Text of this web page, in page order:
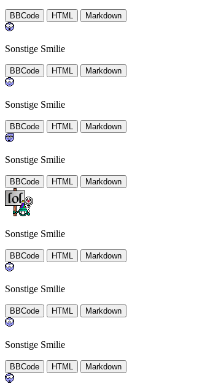
BBCode HTML Markdown
Sonstige Smilie
BBCode HTML Markdown
Sonstige Smilie
BBCode HTML Markdown
Sonstige Smilie
BBCode HTML Markdown
Sonstige Smilie
BBCode HTML Markdown
Sonstige Smilie
BBCode HTML Markdown
Sonstige Smilie
BBCode HTML Markdown